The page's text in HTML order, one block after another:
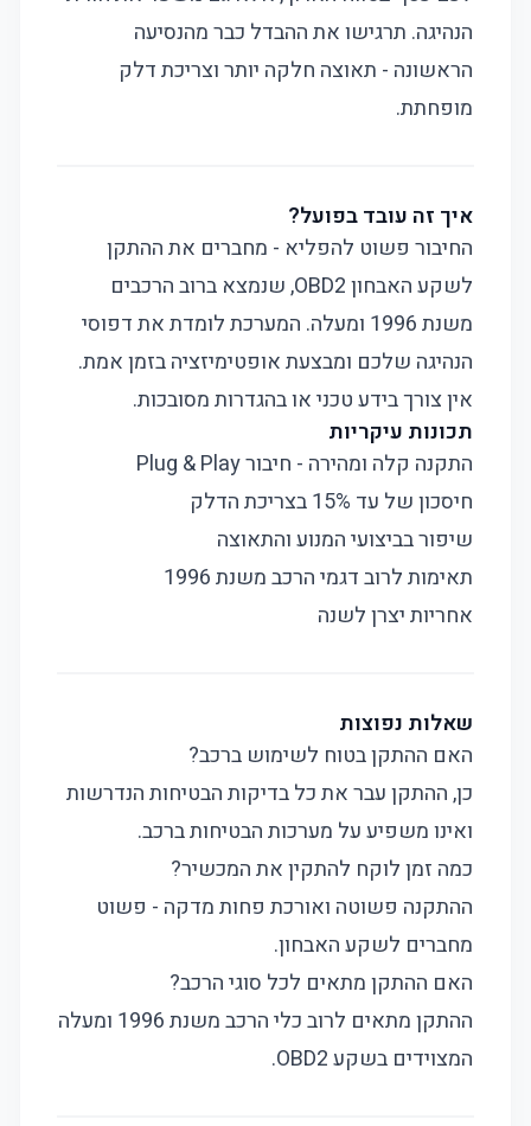
הנהיגה. תרגישו את ההבדל כבר מהנסיעה
הראשונה - תאוצה חלקה יותר וצריכת דלק
מופחתת.
איך זה עובד בפועל?
החיבור פשוט להפליא - מחברים את ההתקן
לשקע האבחון OBD2, שנמצא ברוב הרכבים
משנת 1996 ומעלה. המערכת לומדת את דפוסי
הנהיגה שלכם ומבצעת אופטימיזציה בזמן אמת.
אין צורך בידע טכני או בהגדרות מסובכות.
תכונות עיקריות
התקנה קלה ומהירה - חיבור Plug & Play
חיסכון של עד 15% בצריכת הדלק
שיפור בביצועי המנוע והתאוצה
תאימות לרוב דגמי הרכב משנת 1996
אחריות יצרן לשנה
שאלות נפוצות
האם ההתקן בטוח לשימוש ברכב?
כן, ההתקן עבר את כל בדיקות הבטיחות הנדרשות
ואינו משפיע על מערכות הבטיחות ברכב.
כמה זמן לוקח להתקין את המכשיר?
ההתקנה פשוטה ואורכת פחות מדקה - פשוט
מחברים לשקע האבחון.
האם ההתקן מתאים לכל סוגי הרכב?
ההתקן מתאים לרוב כלי הרכב משנת 1996 ומעלה
המצוידים בשקע OBD2.